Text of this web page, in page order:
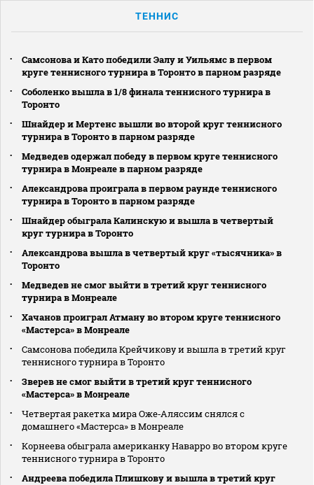
ТЕННИС
Самсонова и Като победили Эалу и Уильямс в первом
круге теннисного турнира в Торонто в парном разряде
Соболенко вышла в 1/8 финала теннисного турнира в
Торонто
Шнайдер и Мертенс вышли во второй круг теннисного
турнира в Торонто в парном разряде
Медведев одержал победу в первом круге теннисного
турнира в Монреале в парном разряде
Александрова проиграла в первом раунде теннисного
турнира в Торонто в парном разряде
Шнайдер обыграла Калинскую и вышла в четвертый
круг турнира в Торонто
Александрова вышла в четвертый круг «тысячника» в
Торонто
Медведев не смог выйти в третий круг теннисного
турнира в Монреале
Хачанов проиграл Атману во втором круге теннисного
«Мастерса» в Монреале
Самсонова победила Крейчикову и вышла в третий круг
теннисного турнира в Торонто
Зверев не смог выйти в третий круг теннисного
«Мастерса» в Монреале
Четвертая ракетка мира Оже‑Аляссим снялся с
домашнего «Мастерса» в Монреале
Корнеева обыграла американку Наварро во втором круге
теннисного турнира в Торонто
Андреева победила Плишкову и вышла в третий круг